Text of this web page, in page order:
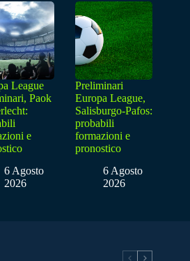
League
Paok
e
6 Agosto
2026
Preliminari
Europa League,
Salisburgo-Pafos:
probabili
formazioni e
pronostico
6 Agosto
2026